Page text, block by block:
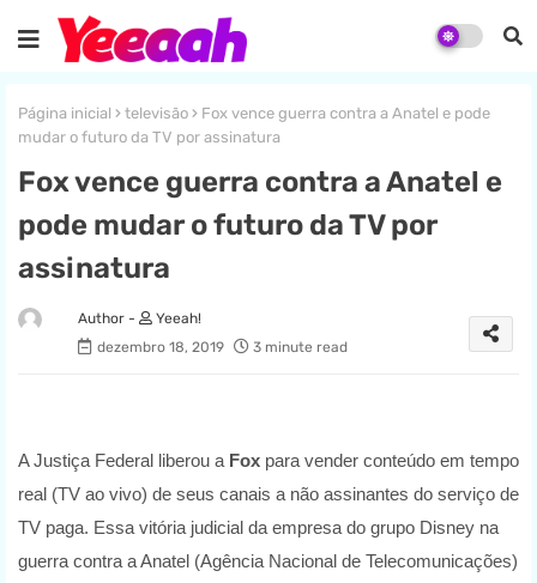
Página inicial televisão
Fox vence guerra contra a Anatel e pode
mudar o futuro da TV por assinatura
Fox vence guerra contra a Anatel e
pode mudar o futuro da TV por
assinatura
Yeeah!
dezembro 18, 2019
3 minute read
A Justiça Federal liberou a Fox para vender conteúdo em tempo
real (TV ao vivo) de seus canais a não assinantes do serviço de
TV paga. Essa vitória judicial da empresa do grupo Disney na
guerra contra a Anatel (Agência Nacional de Telecomunicações)